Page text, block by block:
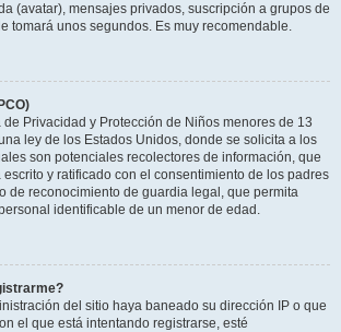
(avatar), mensajes privados, suscripción a grupos de
tomará unos segundos. Es muy recomendable.
de Privacidad y Protección de Niños menores de 13
ley de los Estados Unidos, donde se solicita a los
son potenciales recolectores de información, que
y ratificado con el consentimiento de los padres
de reconocimiento de guardia legal, que permita
identificable de un menor de edad.
del sitio haya baneado su dirección IP o que
el que está intentando registrarse, esté